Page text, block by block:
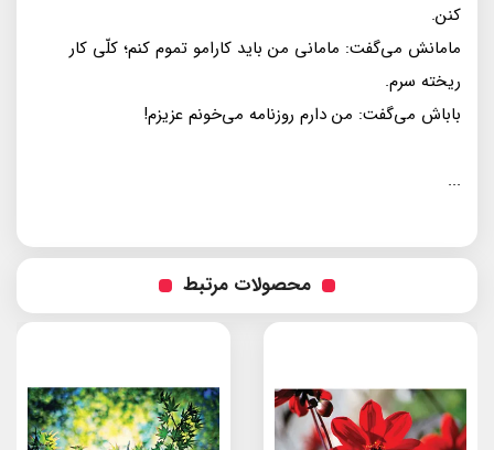
كنن.
مامانش مي‌گفت: مامانى من بايد كارامو تموم كنم؛ كلّى كار
ريخته سرم.
باباش مى‌گفت: من دارم روزنامه مى‌خونم عزيزم!
...
محصولات مرتبط